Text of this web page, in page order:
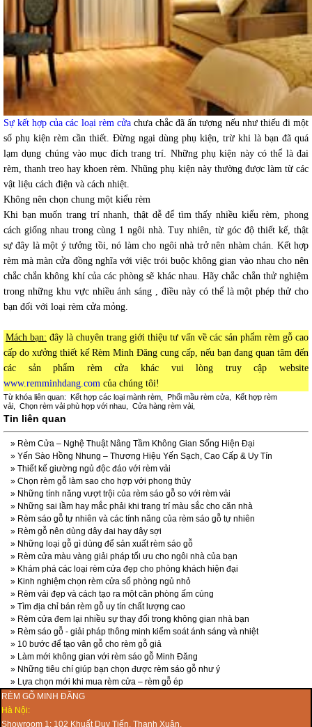
Sự kết hợp của các loại rèm cửachưa chắc đã ấn tượng nếu như thiếu đi một
số phụ kiện rèm cần thiết. Đừng ngại dùng phụ kiện, trừ khi là bạn đã quá
lạm dụng chúng vào mục đích trang trí. Những phụ kiện này có thể là đai
rèm, thanh treo hay khoen rèm. Nhũng phụ kiện này thường được làm từ các
vật liệu cách điện và cách nhiệt.
Không nên chọn chung một kiểu rèm
Khi bạn muốn trang trí nhanh, thật dễ để tìm thấy nhiều kiểu rèm, phong
cách giống nhau trong cùng 1 ngôi nhà. Tuy nhiên, từ góc độ thiết kế, thật
sự đây là một ý tưởng tồi, nó làm cho ngôi nhà trở nên nhàm chán. Kết hợp
rèm mà màn cửa đồng nghĩa với việc trói buộc không gian vào nhau cho nên
chắc chắn không khí của các phòng sẽ khác nhau. Hãy chắc chắn thử nghiệm
trong những khu vực nhiều ánh sáng , điều này có thể là một phép thử cho
bạn đối với loại rèm cửa mỏng.
Mách bạn: đây là chuyên trang giới thiệu tư vấn về các sản phẩm rèm gỗ cao
cấp do xưởng thiết kế Rèm Minh Đăng cung cấp, nếu bạn đang quan tâm đến
các sản phẩm rèm cửa khác vui lòng truy cập website
www.remminhdang.com của chúng tôi!
Từ khóa liên quan: Kết hợp các loại mành rèm Phối mầu rèm cửa
Kết hợp rèm
vải
Chọn rèm vải phù hợp với nhau Cửa hàng rèm vải
Tin liên quan
» Rèm Cửa – Nghệ Thuật Nâng Tầm Không Gian Sống Hiện Đại
» Yến Sào Hồng Nhung – Thương Hiệu Yến Sạch, Cao Cấp & Uy Tín
» Thiết kế giường ngủ độc đáo với rèm vải
» Chọn rèm gỗ làm sao cho hợp với phong thủy
» Những tính năng vượt trội của rèm sáo gỗ so với rèm vải
» Những sai lầm hay mắc phải khi trang trí màu sắc cho căn nhà
» Rèm sáo gỗ tự nhiên và các tính năng của rèm sáo gỗ tự nhiên
» Rèm gỗ nên dùng dây đai hay dây sợi
» Những loại gỗ gì dùng để sản xuất rèm sáo gỗ
» Rèm cửa màu vàng giải pháp tối ưu cho ngôi nhà của bạn
» Khám phá các loại rèm cửa đẹp cho phòng khách hiện đại
» Kinh nghiệm chọn rèm cửa sổ phòng ngủ nhỏ
» Rèm vải đẹp và cách tạo ra một căn phòng ấm cúng
» Tìm địa chỉ bán rèm gỗ uy tín chất lượng cao
» Rèm cửa đem lại nhiều sự thay đổi trong không gian nhà bạn
» Rèm sáo gỗ - giải pháp thông minh kiểm soát ánh sáng và nhiệt
» 10 bước để tạo vân gỗ cho rèm gỗ giả
» Làm mới không gian với rèm sáo gỗ Minh Đăng
» Những tiêu chí giúp bạn chọn được rèm sáo gỗ như ý
» Lựa chọn mới khi mua rèm cửa – rèm gỗ ép
RÈM GỖ MINH ĐĂNG
Hà Nội:
Showroom 1: 102 Khuất Duy Tiến, Thanh Xuân.